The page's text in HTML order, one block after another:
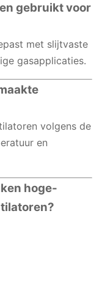
gebruikt voor
met slijtvaste
gasapplicaties.
volgens de
en
hoge-